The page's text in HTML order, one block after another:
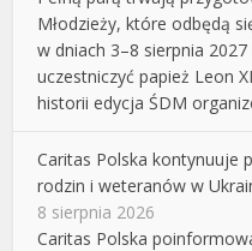
Młodzieży, które odbędą
w dniach 3–8 sierpnia
uczestniczyć papież Leon
historii edycja ŚDM
Caritas Polska kontynuuje
rodzin i weteranów w
8 sierpnia 2026
Caritas Polska